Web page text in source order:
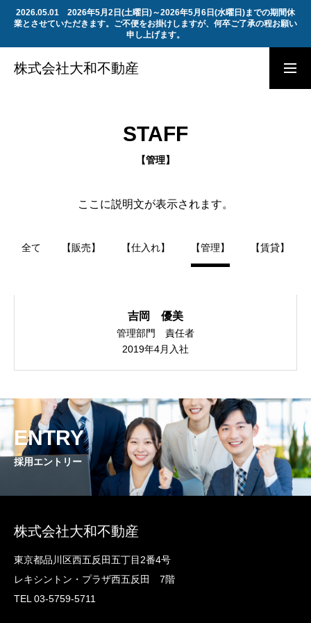
2026.05.01 2026年5月2日(土曜日)～2026年5月6日(水曜日)までの期間休
業とさせていただきます。ご不便をお掛けしますが、何卒ご了承の程お願い
申し上げます。
株式会社大和不動産
会社概要
STAFF
【管理】
ここに説明文が表示されます。
全て 【販売】 【仕入れ】 【管理】 【賃貸】
吉岡 優美
管理部門 責任者
2019年4月入社
ENTRY
採用エントリー
株式会社大和不動産
東京都品川区西五反田五丁目2番4号
レキシントン・プラザ西五反田 7階
TEL 03-5759-5711